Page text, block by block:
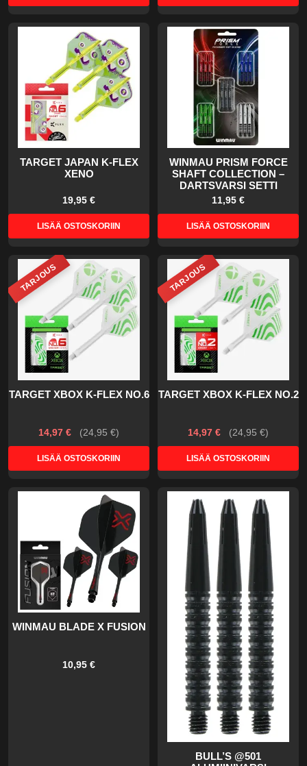
TARGET JAPAN K-FLEX
XENO
19,95 €
LISÄÄ OSTOSKORIIN
WINMAU PRISM FORCE
SHAFT COLLECTION –
DARTSVARSI SETTI
11,95 €
LISÄÄ OSTOSKORIIN
TARJOUS
TARGET XBOX K-FLEX NO.6
14,97 € (24,95 €)
LISÄÄ OSTOSKORIIN
TARJOUS
TARGET XBOX K-FLEX NO.2
14,97 € (24,95 €)
LISÄÄ OSTOSKORIIN
WINMAU BLADE X FUSION
10,95 €
BULL’S @501